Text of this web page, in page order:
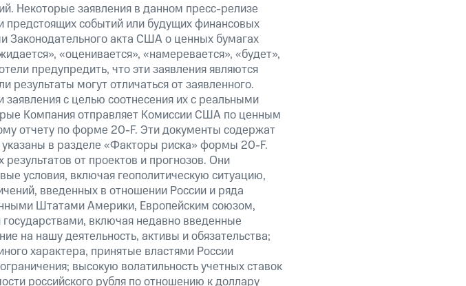
Некоторые заявления в данном пресс-релизе
событий или будущих финансовых
Законодательного акта США о ценных бумагах
«оценивается», «намеревается», «будет»,
предупредить, что эти заявления являются
могут отличаться от заявленного.
с целью соотнесения их с реальными
Компания отправляет Комиссии США по ценным
отчету по форме 20-F. Эти документы содержат
в разделе «Факторы риска» формы 20-F.
от проектов и прогнозов. Они
условия, включая геополитическую ситуацию,
введенных в отношении России и ряда
Штатами Америки, Европейским союзом,
включая недавно введенные
на нашу деятельность, активы и обязательства;
характера, принятые властями России
высокую волатильность учетных ставок
российского рубля по отношению к доллару